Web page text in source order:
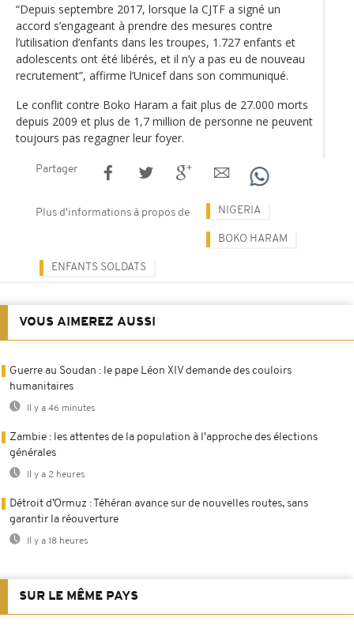
“Depuis septembre 2017, lorsque la CJTF a signé un
accord s’engageant à prendre des mesures contre
l’utilisation d’enfants dans les troupes, 1.727 enfants et
adolescents ont été libérés, et il n’y a pas eu de nouveau
recrutement”, affirme l’Unicef dans son communiqué.
Le conflit contre Boko Haram a fait plus de 27.000 morts
depuis 2009 et plus de 1,7 million de personne ne peuvent
toujours pas regagner leur foyer.
Partager
Plus d'informations à propos de NIGERIA
BOKO HARAM
ENFANTS SOLDATS
VOUS AIMEREZ AUSSI
Guerre au Soudan : le pape Léon XIV demande des couloirs
humanitaires
Il y a 46 minutes
Zambie : les attentes de la population à l'approche des élections
générales
Il y a 2 heures
Détroit d’Ormuz : Téhéran avance sur de nouvelles routes, sans
garantir la réouverture
Il y a 18 heures
SUR LE MÊME PAYS